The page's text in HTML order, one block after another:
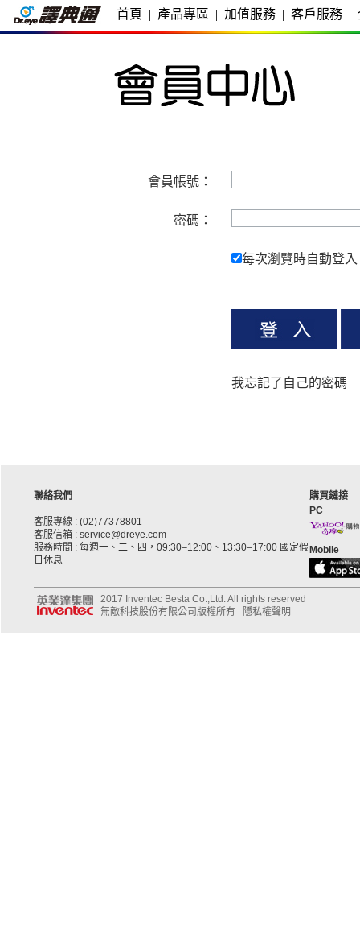
首頁 | 產品專區 | 加值服務 | 客戶服務 |
會員帳號：
密碼：
每次瀏覽時自動登入
我忘記了自己的密碼
聯絡我們
客服專線 : (02)77378801
客服信箱 : service@dreye.com
服務時間 : 每週一、二、四，09:30–12:00、13:30–17:00 國定假
日休息
購買鏈接
PC
Mobile
2017 Inventec Besta Co.,Ltd. All rights reserved
無敵科技股份有限公司版權所有
隱私權聲明